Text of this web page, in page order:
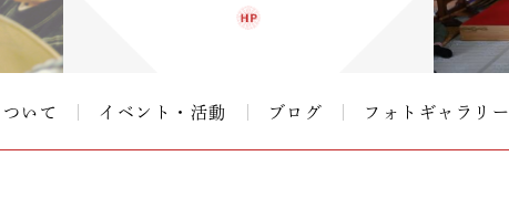
いて イベント・活動 ブログ フォトギャラリー